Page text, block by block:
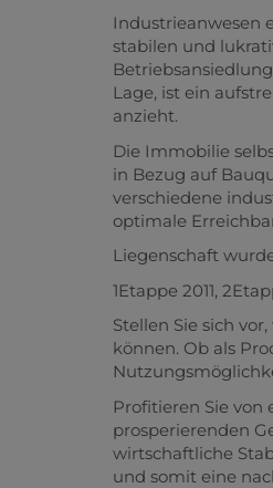
Industrieanwesen
stabilen und
Lage, ist ein
anzieht.
Die Immobilie
in Bezug auf
verschiedene
optimale
Liegenschaft
1Etappe 2011,
Stellen Sie sich
können. Ob als
Profitieren Sie
prosperierenden
wirtschaftliche
und somit eine